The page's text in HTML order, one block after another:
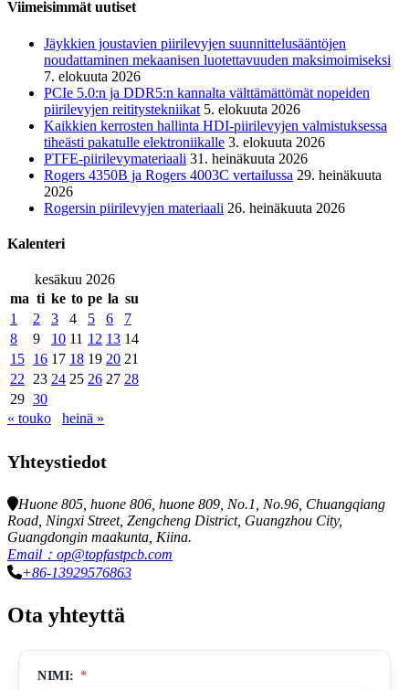
Viimeisimmät uutiset
Jäykkien joustavien piirilevyjen suunnittelusääntöjen
noudattaminen mekaanisen luotettavuuden maksimoimiseksi
7. elokuuta 2026
PCIe 5.0:n ja DDR5:n kannalta välttämättömät nopeiden
piirilevyjen reititystekniikat 5. elokuuta 2026
Kaikkien kerrosten hallinta HDI-piirilevyjen valmistuksessa
tiheästi pakatulle elektroniikalle 3. elokuuta 2026
PTFE-piirilevymateriaali 31. heinäkuuta 2026
Rogers 4350B ja Rogers 4003C vertailussa 29. heinäkuuta
2026
Rogersin piirilevyjen materiaali 26. heinäkuuta 2026
Kalenteri
kesäkuu 2026
ma ti ke to pe la su
1
2 3 4 5 6
7
8
9 10 11 12 13 14
15 16 17 18 19 20 21
22
23 24 25 26 27 28
29 30
« touko
heinä »
Yhteystiedot
Huone 805, huone 806, huone 809, No.1, No.96, Chuangqiang
Road, Ningxi Street, Zengcheng District, Guangzhou City,
Guangdongin maakunta, Kiina.
Email：op@topfastpcb.com
+86-13929576863
Ota yhteyttä
NIMI: *